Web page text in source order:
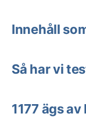
Innehåll
Så har vi
1177 ägs av